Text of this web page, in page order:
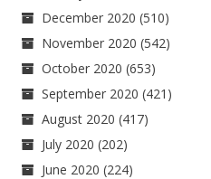
December 2020 (510)
November 2020 (542)
October 2020 (653)
September 2020 (421)
August 2020 (417)
July 2020 (202)
June 2020 (224)